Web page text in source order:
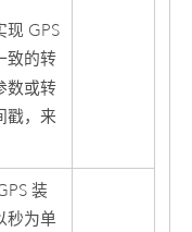
现 GPS
致的转
数或转
戳，来
装
秒为单